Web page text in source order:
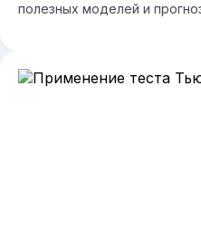
полезных моделей и